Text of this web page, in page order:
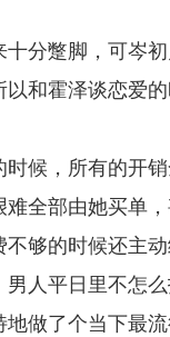
十分蹩脚，可岑
以和霍泽谈恋爱
时候，所有的开
难全部由她买单
够的时候还主动
人平日里不怎
地做了个当下最